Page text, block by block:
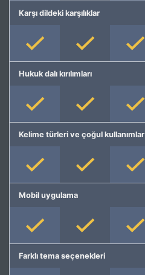
Karşı dildeki karşılıklar
Hukuk dalı kırılımları
Kelime türleri ve çoğul kullanımlar
Mobil uygulama
Farklı tema seçenekleri